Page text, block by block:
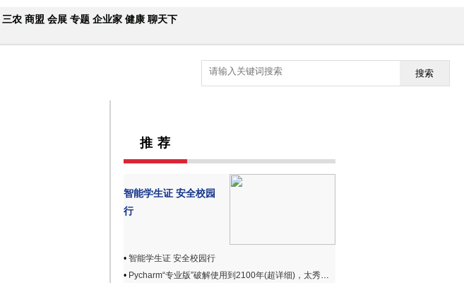
三农 商盟 会展 专题 企业家 健康 聊天下
搜索
推 荐
智能学生证 安全校园
行
• 智能学生证 安全校园行
• Pycharm“专业版”破解使用到2100年(超详细)，太秀、太赞、太好用！